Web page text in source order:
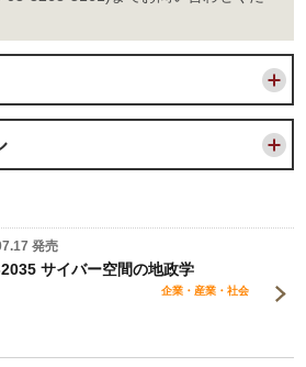
発売
サイバー空間の地政学
企業・産業・社会